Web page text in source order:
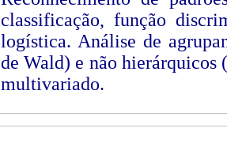
classificação, função
logística. Análise de
de Wald) e não
multivariado.